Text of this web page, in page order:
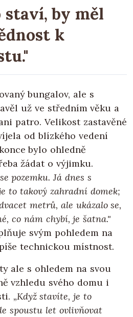
staví, by měl
k
bungalov, ale s
už ve středním věku a
patro. Velikost zastavěné
od blízkého vedení
bylo ohledně
žádat o výjimku.
pozemku. Já dnes s
to takový zahradní domek;
metrů, ale ukázalo se,
co nám chybí, je šatna."
svým pohledem na
technickou místnost.
ale s ohledem na svou
vzhledu svého domu i
„Když stavíte, je to
spoustu let ovlivňovat